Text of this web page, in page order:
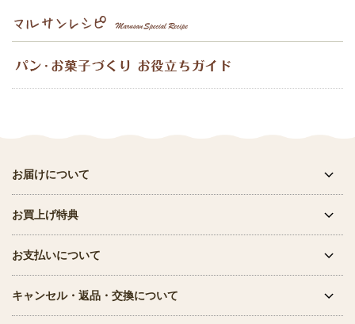
お届けについて
お買上げ特典
お支払いについて
キャンセル・返品・交換について